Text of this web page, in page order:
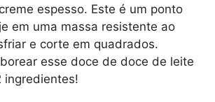
espesso. Este é um ponto
em uma massa resistente ao
e corte em quadrados.
esse doce de doce de leite
ingredientes!